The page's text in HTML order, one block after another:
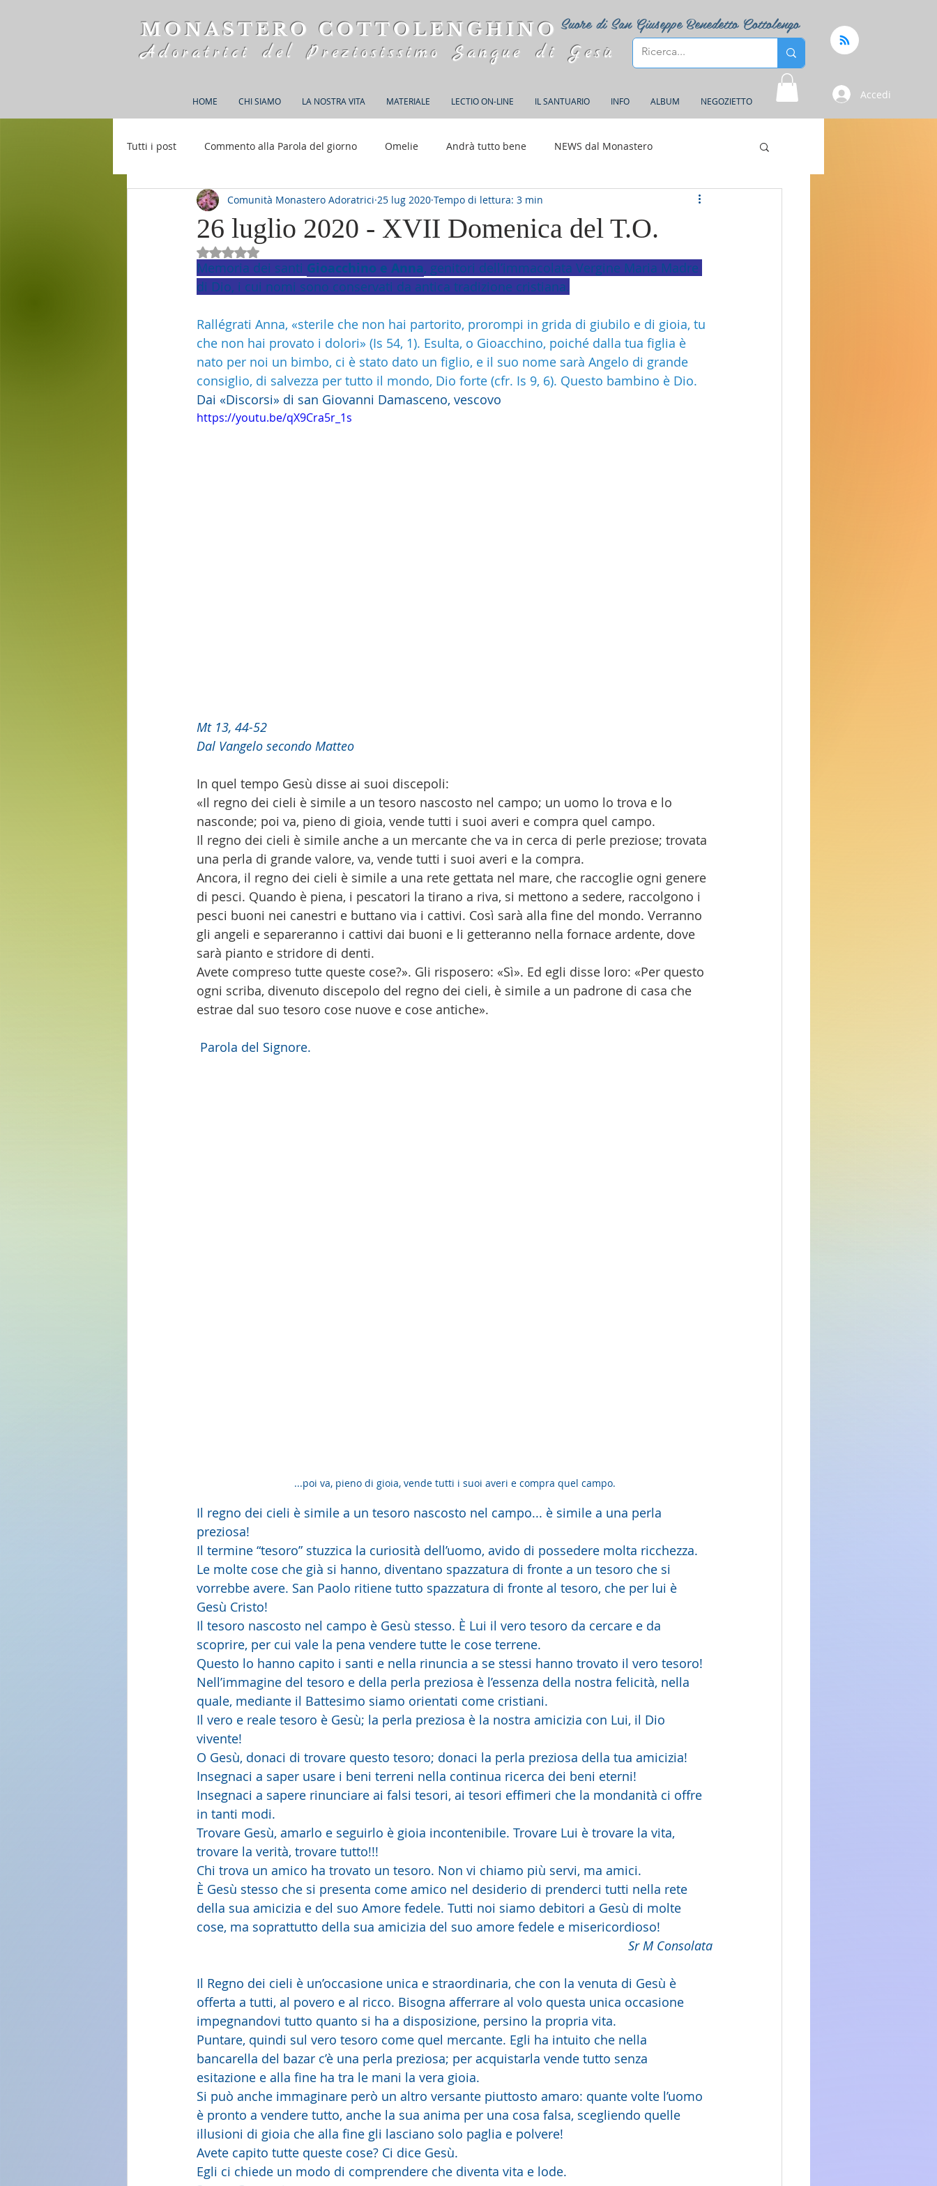
Suore di San Giuseppe Benedetto Cottolengo
MONASTERO COTTOLENGHINO
Adoratrici del Preziosissimo Sangue di Gesù
HOME CHI SIAMO LA NOSTRA VITA MATERIALE LECTIO ON-LINE IL SANTUARIO INFO ALBUM NEGOZIETTO
Accedi
Tutti i post Commento alla Parola del giorno Omelie Andrà tutto bene NEWS dal Monastero
Rifugio S. M. della Bellezza 150 anni di Adorazione
26 luglio 2020 - XVII Domenica del T.O.
Comunità Monastero Adoratrici 25 lug 2020 Tempo di lettura: 3 min
Valutazione NaN stelle su 5.
Memoria dei santi Gioacchino e Anna, genitori dell’immacolata Vergine Maria Madre
di Dio, i cui nomi sono conservati da antica tradizione cristiana.
Rallégrati Anna, «sterile che non hai partorito, prorompi in grida di giubilo e di gioia, tu
che non hai provato i dolori» (Is 54, 1). Esulta, o Gioacchino, poiché dalla tua figlia è
nato per noi un bimbo, ci è stato dato un figlio, e il suo nome sarà Angelo di grande
consiglio, di salvezza per tutto il mondo, Dio forte (cfr. Is 9, 6). Questo bambino è Dio.
Dai «Discorsi» di san Giovanni Damasceno, vescovo
https://youtu.be/qX9Cra5r_1s
Mt 13, 44-52
Dal Vangelo secondo Matteo
In quel tempo Gesù disse ai suoi discepoli:
«Il regno dei cieli è simile a un tesoro nascosto nel campo; un uomo lo trova e lo
nasconde; poi va, pieno di gioia, vende tutti i suoi averi e compra quel campo.
Il regno dei cieli è simile anche a un mercante che va in cerca di perle preziose; trovata
una perla di grande valore, va, vende tutti i suoi averi e la compra.
Ancora, il regno dei cieli è simile a una rete gettata nel mare, che raccoglie ogni genere
di pesci. Quando è piena, i pescatori la tirano a riva, si mettono a sedere, raccolgono i
pesci buoni nei canestri e buttano via i cattivi. Così sarà alla fine del mondo. Verranno
gli angeli e separeranno i cattivi dai buoni e li getteranno nella fornace ardente, dove
sarà pianto e stridore di denti.
Avete compreso tutte queste cose?». Gli risposero: «Sì». Ed egli disse loro: «Per questo
ogni scriba, divenuto discepolo del regno dei cieli, è simile a un padrone di casa che
estrae dal suo tesoro cose nuove e cose antiche».
Parola del Signore.
...poi va, pieno di gioia, vende tutti i suoi averi e compra quel campo.
Il regno dei cieli è simile a un tesoro nascosto nel campo... è simile a una perla
preziosa!
Il termine “tesoro” stuzzica la curiosità dell’uomo, avido di possedere molta ricchezza.
Le molte cose che già si hanno, diventano spazzatura di fronte a un tesoro che si
vorrebbe avere. San Paolo ritiene tutto spazzatura di fronte al tesoro, che per lui è
Gesù Cristo!
Il tesoro nascosto nel campo è Gesù stesso. È Lui il vero tesoro da cercare e da
scoprire, per cui vale la pena vendere tutte le cose terrene.
Questo lo hanno capito i santi e nella rinuncia a se stessi hanno trovato il vero tesoro!
Nell’immagine del tesoro e della perla preziosa è l’essenza della nostra felicità, nella
quale, mediante il Battesimo siamo orientati come cristiani.
Il vero e reale tesoro è Gesù; la perla preziosa è la nostra amicizia con Lui, il Dio
vivente!
O Gesù, donaci di trovare questo tesoro; donaci la perla preziosa della tua amicizia!
Insegnaci a saper usare i beni terreni nella continua ricerca dei beni eterni!
Insegnaci a sapere rinunciare ai falsi tesori, ai tesori effimeri che la mondanità ci offre
in tanti modi.
Trovare Gesù, amarlo e seguirlo è gioia incontenibile. Trovare Lui è trovare la vita,
trovare la verità, trovare tutto!!!
Chi trova un amico ha trovato un tesoro. Non vi chiamo più servi, ma amici.
È Gesù stesso che si presenta come amico nel desiderio di prenderci tutti nella rete
della sua amicizia e del suo Amore fedele. Tutti noi siamo debitori a Gesù di molte
cose, ma soprattutto della sua amicizia del suo amore fedele e misericordioso!
Sr M Consolata
Il Regno dei cieli è un’occasione unica e straordinaria, che con la venuta di Gesù è
offerta a tutti, al povero e al ricco. Bisogna afferrare al volo questa unica occasione
impegnandovi tutto quanto si ha a disposizione, persino la propria vita.
Puntare, quindi sul vero tesoro come quel mercante. Egli ha intuito che nella
bancarella del bazar c’è una perla preziosa; per acquistarla vende tutto senza
esitazione e alla fine ha tra le mani la vera gioia.
Si può anche immaginare però un altro versante piuttosto amaro: quante volte l’uomo
è pronto a vendere tutto, anche la sua anima per una cosa falsa, scegliendo quelle
illusioni di gioia che alla fine gli lasciano solo paglia e polvere!
Avete capito tutte queste cose? Ci dice Gesù.
Egli ci chiede un modo di comprendere che diventa vita e lode.